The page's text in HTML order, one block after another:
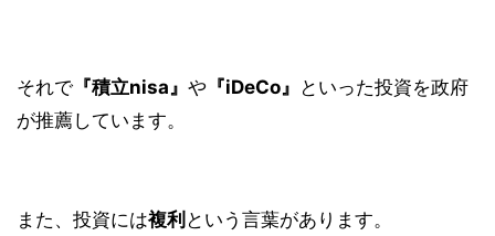
それで『積立nisa』 や 『iDeCo』 といった投資を政府
が推薦しています。
また、投資には複利 という言葉があります。